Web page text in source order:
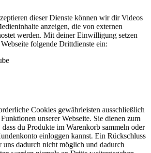
dieser Dienste können wir dir Videos
anzeigen, die von externen
werden. Mit deiner Einwilligung setzen
folgende Drittdienste ein:
Cookies gewährleisten ausschließlich
unserer Webseite. Sie dienen zum
du Produkte im Warenkorb sammeln oder
einloggen kannst. Ein Rückschluss
uns dadurch nicht möglich und dadurch